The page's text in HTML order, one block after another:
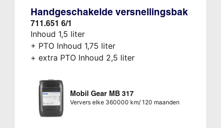
Handgeschakelde versnellingsbak
711.651 6/1
Inhoud 1,5 liter
+ PTO Inhoud 1,75 liter
+ extra PTO Inhoud 2,5 liter
Mobil Gear MB 317
Ververs elke 360000 km/ 120 maanden